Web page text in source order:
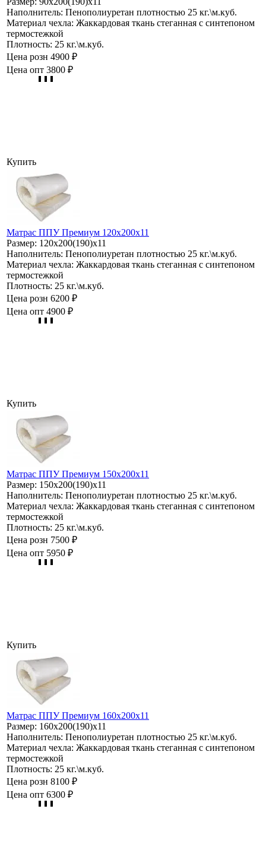
Наполнитель: Пенополиуретан плотностью 25 кг.\м.куб.
Материал чехла: Жаккардовая ткань стеганная с синтепоном
термостежкой
Плотность: 25 кг.\м.куб.
Цена розн 4900 ₽
Цена опт 3800 ₽
Купить
Матрас ППУ Премиум 120х200х11
Размер: 120х200(190)х11
Наполнитель: Пенополиуретан плотностью 25 кг.\м.куб.
Материал чехла: Жаккардовая ткань стеганная с синтепоном
термостежкой
Плотность: 25 кг.\м.куб.
Цена розн 6200 ₽
Цена опт 4900 ₽
Купить
Матрас ППУ Премиум 150х200х11
Размер: 150х200(190)х11
Наполнитель: Пенополиуретан плотностью 25 кг.\м.куб.
Материал чехла: Жаккардовая ткань стеганная с синтепоном
термостежкой
Плотность: 25 кг.\м.куб.
Цена розн 7500 ₽
Цена опт 5950 ₽
Купить
Матрас ППУ Премиум 160х200х11
Размер: 160х200(190)х11
Наполнитель: Пенополиуретан плотностью 25 кг.\м.куб.
Материал чехла: Жаккардовая ткань стеганная с синтепоном
термостежкой
Плотность: 25 кг.\м.куб.
Цена розн 8100 ₽
Цена опт 6300 ₽